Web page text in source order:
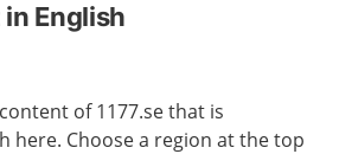
English
of 1177.se that is
here. Choose a region at the top